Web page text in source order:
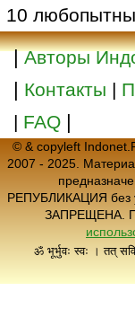
10
|Авторы
| Контакты |
| FAQ |
© & copyleft
2007 - 2025.
РЕПУБЛИКАЦИЯ без
ЗАПРЕЩЕНА.
ॐ भूर्भुवः स्वः । तत्